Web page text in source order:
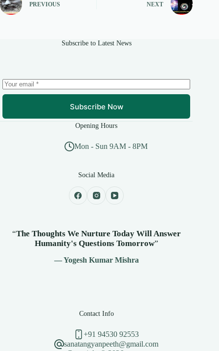
PREVIOUS NEXT
Subscribe to Latest News
Subscribe Now
Opening Hours
Mon - Sun 9AM - 8PM
Social Media
“The Thoughts We Nurture Today Will Answer
Humanity's Questions Tomorrow”
— Yogesh Kumar Mishra
Contact Info
+91 94530 92553
sanatangyanpeeth@gmail.com